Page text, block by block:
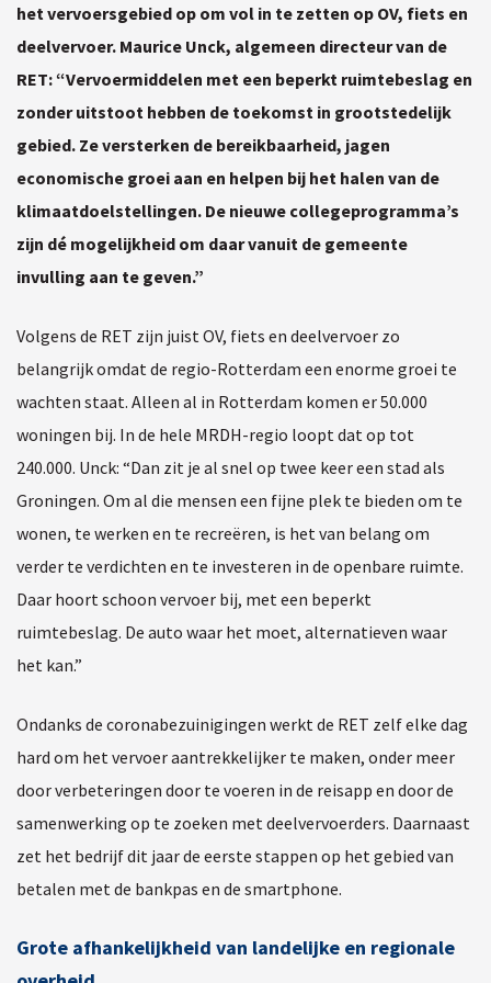
het vervoersgebied op om vol in te zetten op OV, fiets en
deelvervoer. Maurice Unck, algemeen directeur van de
RET: “Vervoermiddelen met een beperkt ruimtebeslag en
zonder uitstoot hebben de toekomst in grootstedelijk
gebied. Ze versterken de bereikbaarheid, jagen
economische groei aan en helpen bij het halen van de
klimaatdoelstellingen. De nieuwe collegeprogramma’s
zijn dé mogelijkheid om daar vanuit de gemeente
invulling aan te geven.”
Volgens de RET zijn juist OV, fiets en deelvervoer zo
belangrijk omdat de regio-Rotterdam een enorme groei te
wachten staat. Alleen al in Rotterdam komen er 50.000
woningen bij. In de hele MRDH-regio loopt dat op tot
240.000. Unck: “Dan zit je al snel op twee keer een stad als
Groningen. Om al die mensen een fijne plek te bieden om te
wonen, te werken en te recreëren, is het van belang om
verder te verdichten en te investeren in de openbare ruimte.
Daar hoort schoon vervoer bij, met een beperkt
ruimtebeslag. De auto waar het moet, alternatieven waar
het kan.”
Ondanks de coronabezuinigingen werkt de RET zelf elke dag
hard om het vervoer aantrekkelijker te maken, onder meer
door verbeteringen door te voeren in de reisapp en door de
samenwerking op te zoeken met deelvervoerders. Daarnaast
zet het bedrijf dit jaar de eerste stappen op het gebied van
betalen met de bankpas en de smartphone.
Grote afhankelijkheid van landelijke en regionale